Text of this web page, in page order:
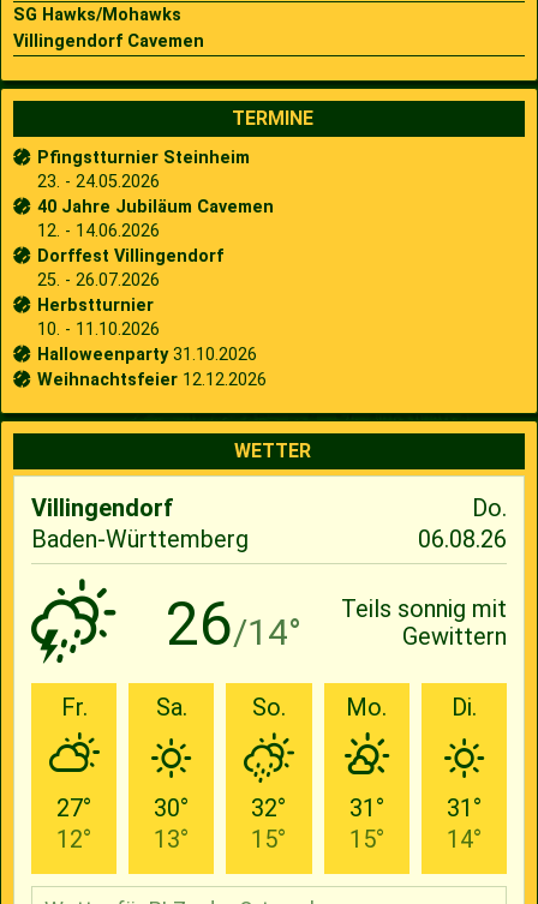
SG Hawks/Mohawks
Villingendorf Cavemen
TERMINE
Pfingstturnier Steinheim
23. - 24.05.2026
40 Jahre Jubiläum Cavemen
12. - 14.06.2026
Dorffest Villingendorf
25. - 26.07.2026
Herbstturnier
10. - 11.10.2026
Halloweenparty31.10.2026
Weihnachtsfeier 12.12.2026
WETTER